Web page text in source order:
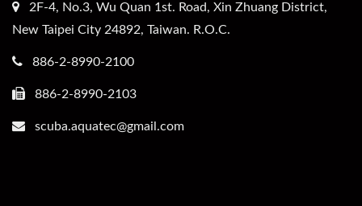
2F-4, No.3, Wu Quan 1st. Road, Xin Zhuang District,
New Taipei City 24892, Taiwan. R.O.C.
886-2-8990-2100
886-2-8990-2103
scuba.aquatec@gmail.com